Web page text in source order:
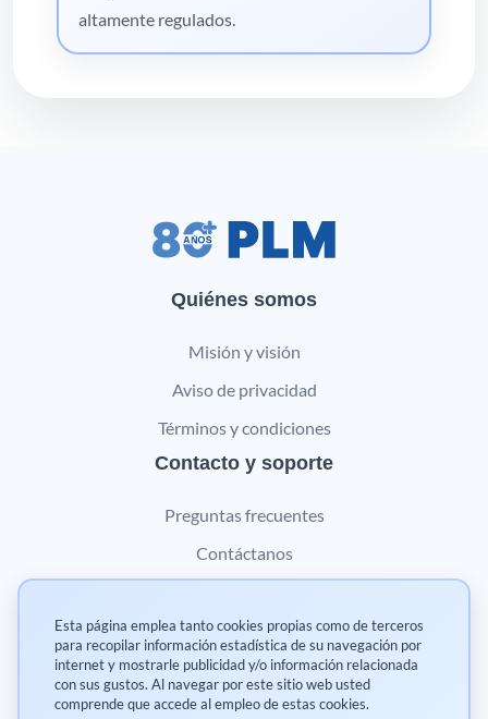
altamente regulados.
Quiénes somos
Misión y visión
Aviso de privacidad
Términos y condiciones
Contacto y soporte
Preguntas frecuentes
Contáctanos
Pharma
Esta página emplea tanto cookies propias como de terceros
para recopilar información estadística de su navegación por
internet y mostrarle publicidad y/o información relacionada
con sus gustos. Al navegar por este sitio web usted
comprende que accede al empleo de estas cookies.